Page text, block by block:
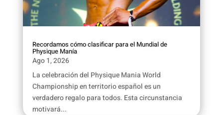
Recordamos cómo clasificar para el Mundial de
Physique Manía
Ago 1, 2026
La celebración del Physique Mania World
Championship en territorio español es un
verdadero regalo para todos. Esta circunstancia
motivará...